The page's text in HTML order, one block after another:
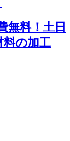
無料！土日
料の加工